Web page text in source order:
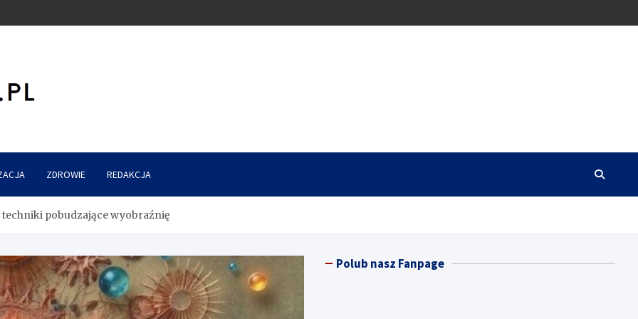
ZDROWIE REDAKCJA
pobudzające wyobraźnię
Polub nasz Fanpage